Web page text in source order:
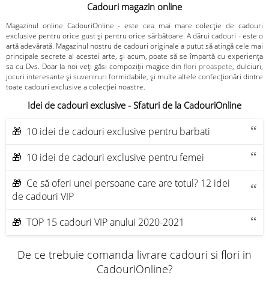
Cadouri magazin online
Magazinul online CadouriOnline - este cea mai mare colecție de cadouri
exclusive pentru orice gust și pentru orice sărbătoare. A dărui cadouri - este o
artă adevărată. Magazinul nostru de cadouri originale a putut să atingă cele mai
principale secrete al acestei arte, și acum, poate să se împartă cu experiența
sa cu Dvs. Doar la noi veți găsi compoziții magice dinflori proaspete, dulciuri,
jocuri interesante și suveniruri formidabile, și multe altele confecționări dintre
toate cadouri exclusive a colecției noastre.
Idei de cadouri exclusive - Sfaturi de la CadouriOnline
🎁 10 idei de cadouri exclusive pentru barbati
🎁 10 idei de cadouri exclusive pentru femei
🎁 Ce să oferi unei persoane care are totul? 12 idei
de cadouri VIP
🎁 TOP 15 cadouri VIP anului 2020-2021
De ce trebuie comanda livrare cadouri si flori in
CadouriOnline?